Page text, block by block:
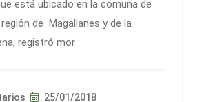
está ubicado en la comuna de
de Magallanes y de la
registró mor
25/01/2018